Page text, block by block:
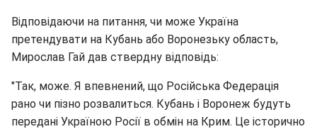
Відповідаючи на питання, чи може Україна
претендувати на Кубань або Воронезьку область,
Мирослав Гай дав ствердну відповідь:
"Так, може. Я впевнений, що Російська Федерація
рано чи пізно розвалиться. Кубань і Воронеж будуть
передані Україною Росії в обмін на Крим. Це історично